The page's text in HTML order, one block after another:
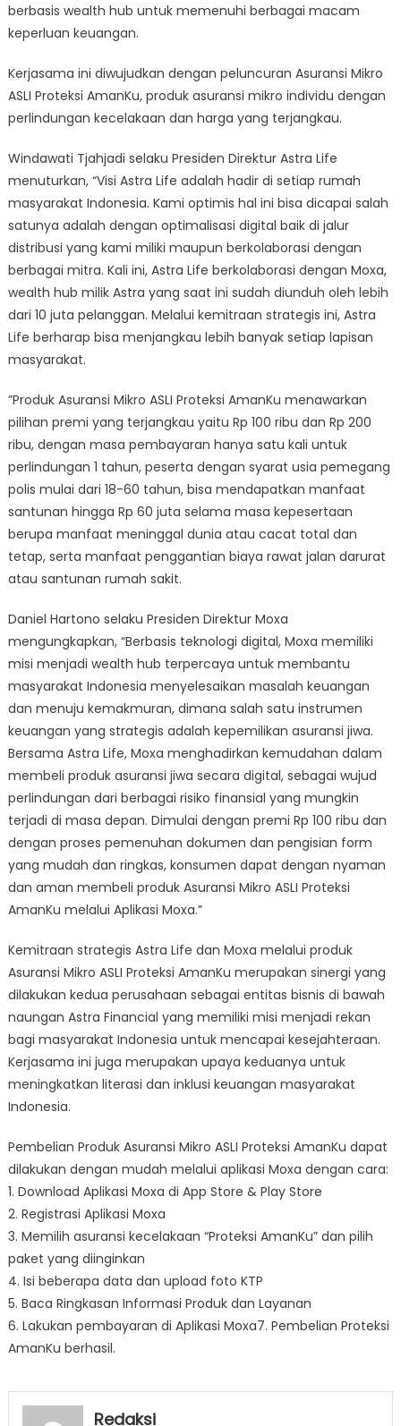
berbasis wealth hub untuk memenuhi berbagai macam
keperluan keuangan.
Kerjasama ini diwujudkan dengan peluncuran Asuransi Mikro
ASLI Proteksi AmanKu, produk asuransi mikro individu dengan
perlindungan kecelakaan dan harga yang terjangkau.
Windawati Tjahjadi selaku Presiden Direktur Astra Life
menuturkan, “Visi Astra Life adalah hadir di setiap rumah
masyarakat Indonesia. Kami optimis hal ini bisa dicapai salah
satunya adalah dengan optimalisasi digital baik di jalur
distribusi yang kami miliki maupun berkolaborasi dengan
berbagai mitra. Kali ini, Astra Life berkolaborasi dengan Moxa,
wealth hub milik Astra yang saat ini sudah diunduh oleh lebih
dari 10 juta pelanggan. Melalui kemitraan strategis ini, Astra
Life berharap bisa menjangkau lebih banyak setiap lapisan
masyarakat.
”Produk Asuransi Mikro ASLI Proteksi AmanKu menawarkan
pilihan premi yang terjangkau yaitu Rp 100 ribu dan Rp 200
ribu, dengan masa pembayaran hanya satu kali untuk
perlindungan 1 tahun, peserta dengan syarat usia pemegang
polis mulai dari 18-60 tahun, bisa mendapatkan manfaat
santunan hingga Rp 60 juta selama masa kepesertaan
berupa manfaat meninggal dunia atau cacat total dan
tetap, serta manfaat penggantian biaya rawat jalan darurat
atau santunan rumah sakit.
Daniel Hartono selaku Presiden Direktur Moxa
mengungkapkan, “Berbasis teknologi digital, Moxa memiliki
misi menjadi wealth hub terpercaya untuk membantu
masyarakat Indonesia menyelesaikan masalah keuangan
dan menuju kemakmuran, dimana salah satu instrumen
keuangan yang strategis adalah kepemilikan asuransi jiwa.
Bersama Astra Life, Moxa menghadirkan kemudahan dalam
membeli produk asuransi jiwa secara digital, sebagai wujud
perlindungan dari berbagai risiko finansial yang mungkin
terjadi di masa depan. Dimulai dengan premi Rp 100 ribu dan
dengan proses pemenuhan dokumen dan pengisian form
yang mudah dan ringkas, konsumen dapat dengan nyaman
dan aman membeli produk Asuransi Mikro ASLI Proteksi
AmanKu melalui Aplikasi Moxa.”
Kemitraan strategis Astra Life dan Moxa melalui produk
Asuransi Mikro ASLI Proteksi AmanKu merupakan sinergi yang
dilakukan kedua perusahaan sebagai entitas bisnis di bawah
naungan Astra Financial yang memiliki misi menjadi rekan
bagi masyarakat Indonesia untuk mencapai kesejahteraan.
Kerjasama ini juga merupakan upaya keduanya untuk
meningkatkan literasi dan inklusi keuangan masyarakat
Indonesia.
Pembelian Produk Asuransi Mikro ASLI Proteksi AmanKu dapat
dilakukan dengan mudah melalui aplikasi Moxa dengan cara:
1. Download Aplikasi Moxa di App Store & Play Store
2. Registrasi Aplikasi Moxa
3. Memilih asuransi kecelakaan “Proteksi AmanKu” dan pilih
paket yang diinginkan
4. Isi beberapa data dan upload foto KTP
5. Baca Ringkasan Informasi Produk dan Layanan
6. Lakukan pembayaran di Aplikasi Moxa7. Pembelian Proteksi
AmanKu berhasil.
Redaksi